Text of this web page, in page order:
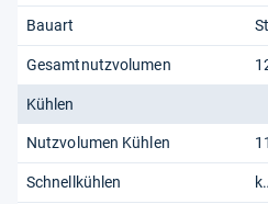
Bauart
Gesamtnutzvolumen
Kühlen
Nutzvolumen Kühlen
Schnellkühlen